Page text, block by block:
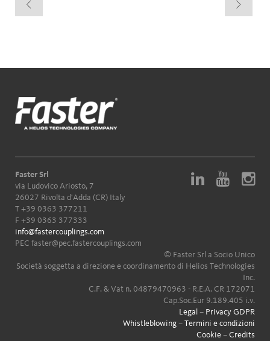
Faster Srl
via Ludovico Ariosto, 7
26027 Rivolta d'Adda (CR) Italy
T +39 0363 377211
F +39 0363 377333
info@fastercouplings.com
PEC faster@pec.fastercouplings.com
© Faster Srl a Socio Unico
Società soggetta a direzione e coordinamento di Helios Technologies
Inc.
C.F. & Vat n. 04879470963 - R.E.A. CR 172071
Cap.Soc.Eur 9.189.405 i.v.
Legal – Privacy GDPR
Whistleblowing – Termini e condizioni
Cookie – Credits